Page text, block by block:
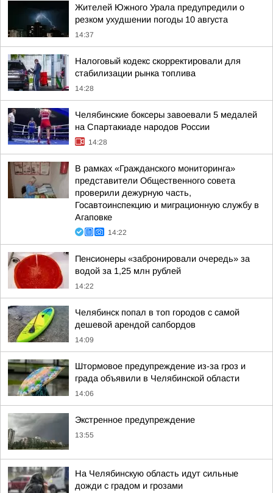
Жителей Южного Урала предупредили о
резком ухудшении погоды 10 августа
14:37
Налоговый кодекс скорректировали для
стабилизации рынка топлива
14:28
Челябинские боксеры завоевали 5 медалей
на Спартакиаде народов России
14:28
В рамках «Гражданского мониторинга»
представители Общественного совета
проверили дежурную часть,
Госавтоинспекцию и миграционную службу в
Агаповке
14:22
Пенсионеры «забронировали очередь» за
водой за 1,25 млн рублей
14:22
Челябинск попал в топ городов с самой
дешевой арендой сапбордов
14:09
Штормовое предупреждение из-за гроз и
града объявили в Челябинской области
14:06
Экстренное предупреждение
13:55
На Челябинскую область идут сильные
дожди с градом и грозами